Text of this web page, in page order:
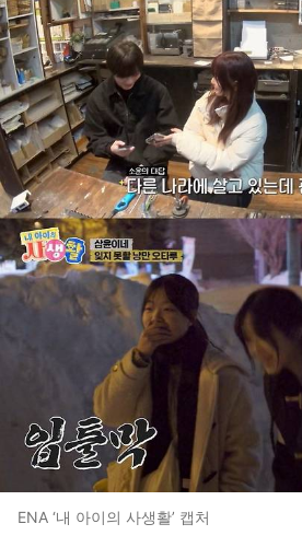
ENA ‘내 아이의 사생활’ 캡처